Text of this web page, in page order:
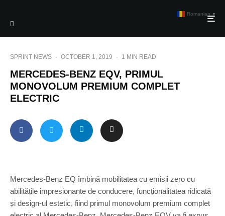
SPRINT NEWS · OCTOBER 1, 2019 · 1 MIN READ
MERCEDES-BENZ EQV, PRIMUL
MONOVOLUM PREMIUM COMPLET
ELECTRIC
Mercedes-Benz EQ îmbină mobilitatea cu emisii zero cu
abilitățile impresionante de conducere, funcționalitatea ridicată
și design-ul estetic, fiind primul monovolum premium complet
Romanian ▼